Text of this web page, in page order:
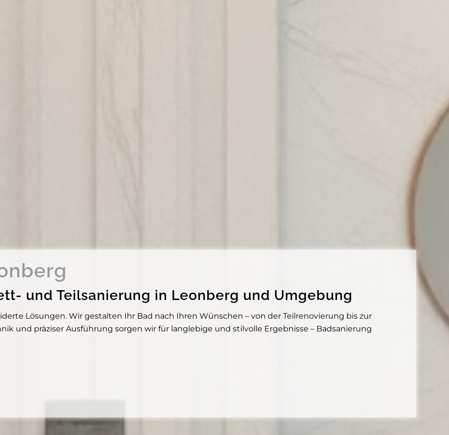
und Teilsanierung in Leonberg und Umgebung
Lösungen. Wir gestalten Ihr Bad nach Ihren Wünschen – von der Teilrenovierung bis zur
und präziser Ausführung sorgen wir für langlebige und stilvolle Ergebnisse – Badsanierung